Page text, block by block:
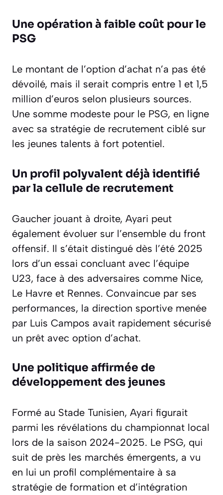
Une opération à faible coût pour le
PSG
Le montant de l’option d’achat n’a pas été
dévoilé, mais il serait compris entre 1 et 1,5
million d’euros selon plusieurs sources.
Une somme modeste pour le PSG, en ligne
avec sa stratégie de recrutement ciblé sur
les jeunes talents à fort potentiel.
Un profil polyvalent déjà identifié
par la cellule de recrutement
Gaucher jouant à droite, Ayari peut
également évoluer sur l’ensemble du front
offensif. Il s’était distingué dès l’été 2025
lors d’un essai concluant avec l’équipe
U23, face à des adversaires comme Nice,
Le Havre et Rennes. Convaincue par ses
performances, la direction sportive menée
par Luis Campos avait rapidement sécurisé
un prêt avec option d’achat.
Une politique affirmée de
développement des jeunes
Formé au Stade Tunisien, Ayari figurait
parmi les révélations du championnat local
lors de la saison 2024-2025. Le PSG, qui
suit de près les marchés émergents, a vu
en lui un profil complémentaire à sa
stratégie de formation et d’intégration